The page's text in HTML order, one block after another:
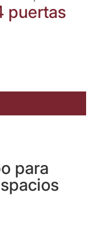
puertas
para